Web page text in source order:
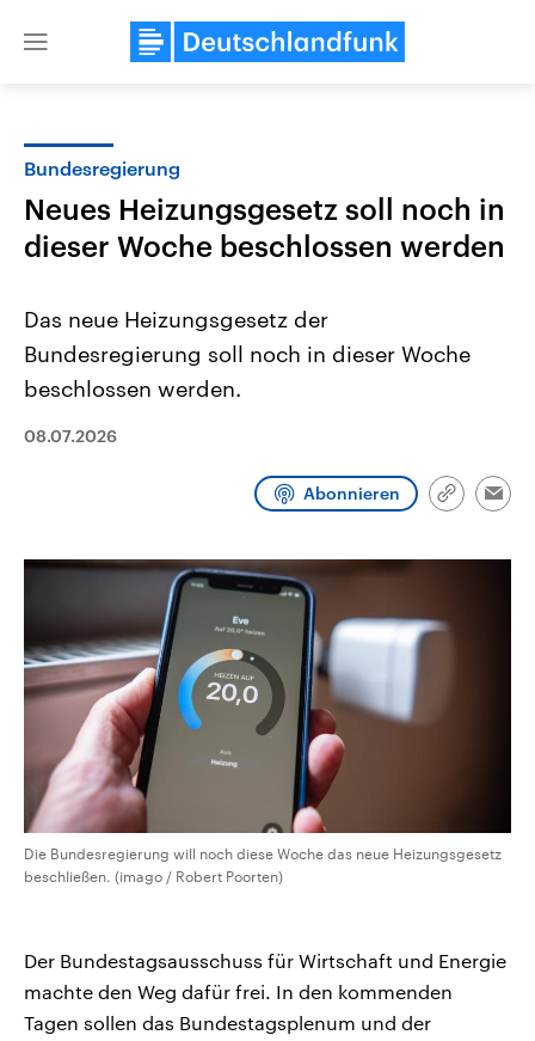
Close
Aktuelle Beiträge, Analysen und
gehören die Vereinigten Staaten zu
den mächtigsten Ländern der Erde,
Terrororganisation Hamas
Oktober 2023 auf Israel
Region wieder die Gewalt
Libanon vom Iran
Programm Podcasts
Audio-Archiv
Bundesregierung
Neues Heizungsgesetz soll noch in
dieser Woche beschlossen werden
Das neue Heizungsgesetz der
Bundesregierung soll noch in dieser Woche
beschlossen werden.
08.07.2026
Abonnieren
Link
Die Bundesregierung will noch diese Woche das neue Heizungsgesetz
beschließen. (imago / Robert Poorten)
Der Bundestagsausschuss für Wirtschaft und Energie
machte den Weg dafür frei. In den kommenden
Tagen sollen das Bundestagsplenum und der